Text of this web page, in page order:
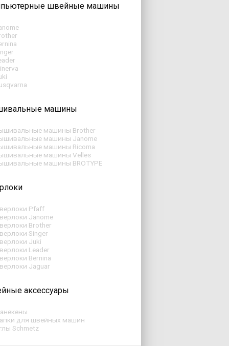
швейные машины
машины
машины Brother
машины Janome
машины Ricoma
машины Velles
машины BROTYPE
Pfaff
Janome
Brother
Singer
Juki
Leader
Bernina
Jaguar
аксессуары
для швейных машин
Schmetz